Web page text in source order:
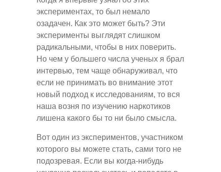
экспериментах, то был немало
озадачен. Как это может быть? Эти
эксперименты выглядят слишком
радикальными, чтобы в них поверить.
Но чем у большего числа ученых я брал
интервью, тем чаще обнаруживал, что
если не принимать во внимание этот
новый подход к исследованиям, то вся
наша возня по изучению наркотиков
лишена какого бы то ни было смысла.
Вот один из экспериментов, участником
которого вы можете стать, сами того не
подозревая. Если вы когда-нибудь